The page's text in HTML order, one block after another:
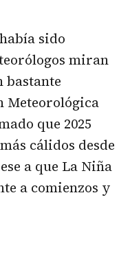
sido
miran
bastante
Meteorológica
que 2025
cálidos desde
a que La Niña
a comienzos y